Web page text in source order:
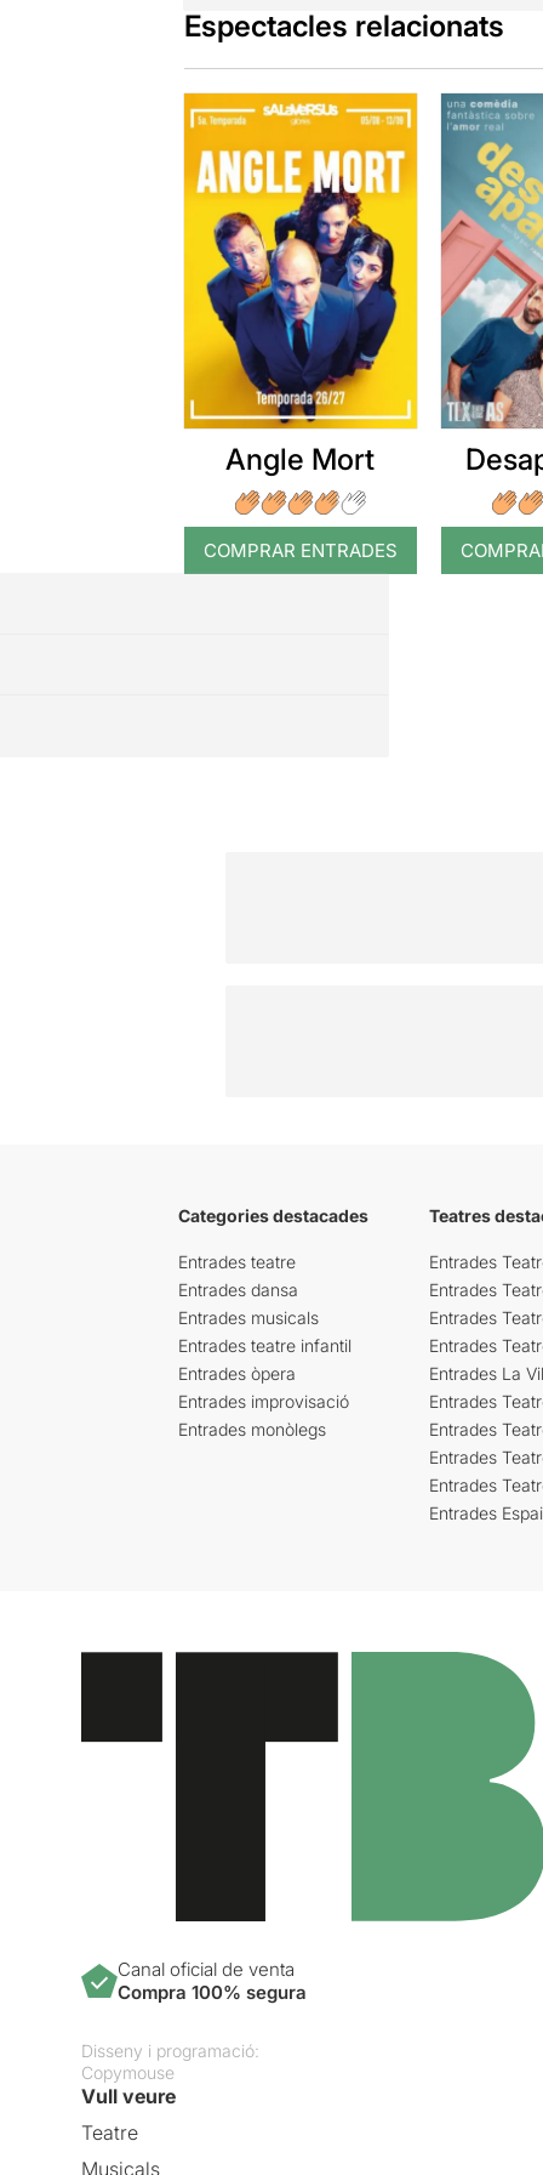
Espectacles relacionats
Angle Mort
COMPRAR ENTRADES
Categories destacades
Entrades teatre
Entrades dansa
Entrades musicals
Entrades teatre infantil
Entrades òpera
Entrades improvisació
Entrades monòlegs
Teatres
Entrades
Entrades
Entrades
Entrades
Entrades La
Entrades
Entrades
Entrades
Entrades
Entrades
Canal oficial de venta
Compra 100% segura
Disseny i programació:
Copymouse
Vull veure
Teatre
Musicals